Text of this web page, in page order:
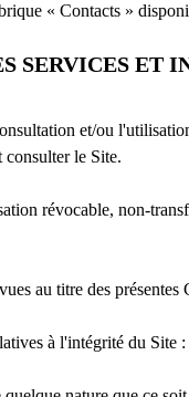
« Contacts »
SERVICES ET
et/ou
consulter le Site.
révocable, non-
au titre des
à l'intégrité du Site :